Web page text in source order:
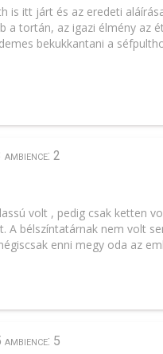
is itt járt és az eredeti
a tortán, az igazi élmény az
bekukkantani a
2
volt , pedig csak ketten
bélszíntatárnak nem volt
enni megy oda az
5